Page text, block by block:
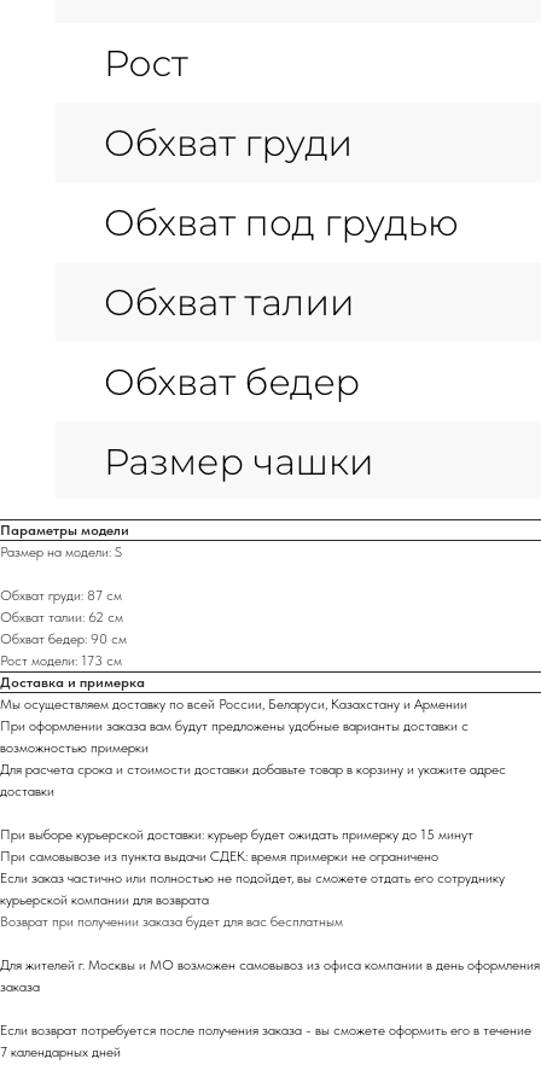
Параметры модели
Размер на модели: S
Обхват груди: 87 см
Обхват талии: 62 см
Обхват бедер: 90 см
Рост модели: 173 см
Доставка и примерка
Мы осуществляем доставку по всей России, Беларуси, Казахстану и Армении
При оформлении заказа вам будут предложены удобные варианты доставки с
возможностью примерки
Для расчета срока и стоимости доставки добавьте товар в корзину и укажите адрес
доставки
При выборе курьерской доставки: курьер будет ожидать примерку до 15 минут
При самовывозе из пункта выдачи СДЕК: время примерки не ограничено
Если заказ частично или полностью не подойдет, вы сможете отдать его сотруднику
курьерской компании для возврата
Возврат при получении заказа будет для вас бесплатным
Для жителей г. Москвы и МО возможен самовывоз из офиса компании в день оформления
заказа
Если возврат потребуется после получения заказа - вы сможете оформить его в течение
7 календарных дней
Промокоды, новинки и эксклюзивных предложения только для